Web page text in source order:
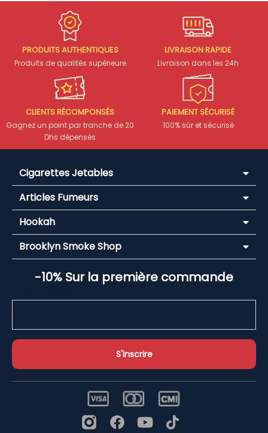
PRODUITS AUTHENTIQUES
Produits de qualités supérieure
LIVRAISON RAPIDE
Livraison dans les 24h
CLIENTS RÉCOMPONSÉS
Gagnez un point par tranche de 20
Dhs dépensés
PAIEMENT SÉCURISÉ
100% sûr et sécurisé
Cigarettes Jetables
Articles Fumeurs
Hookah
Brooklyn Smoke Shop
-10% Sur la première commande